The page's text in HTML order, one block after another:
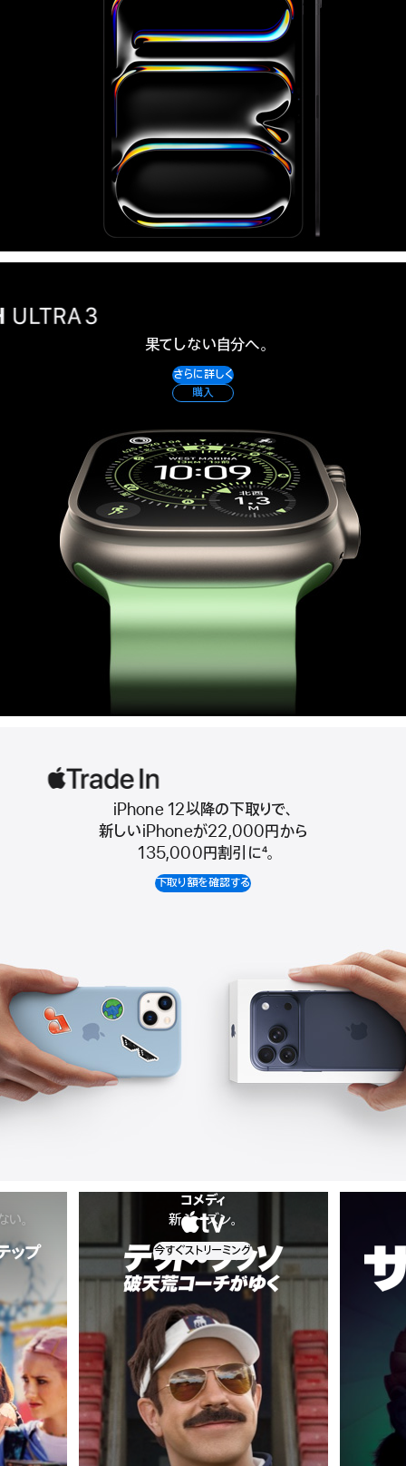
Apple
Watch
Ultra
3
果てしない自分へ。
さらに詳しく
購入
Apple
Trade
In
iPhone 12以降の下取りで、
新しいiPhoneが22,000円から
135,000円割引に4。
下取り額を確認する
今すぐストリーミング
コメディ
新シーズン。
。